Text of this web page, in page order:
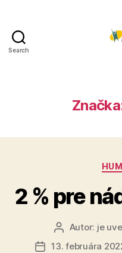
Search
2 % pre
Autor
článku
Autor: je
Dátum
13. februára